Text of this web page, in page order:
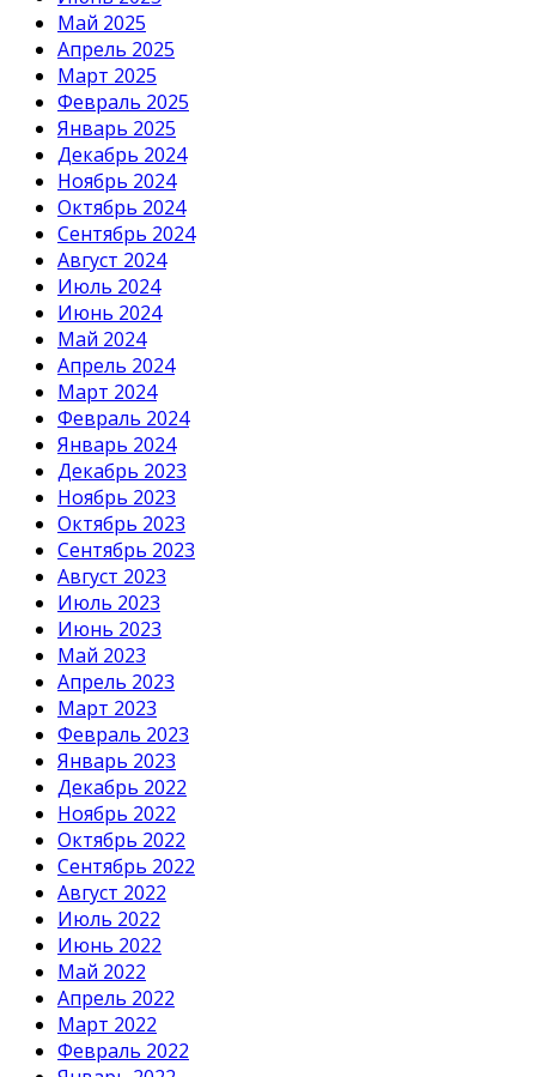
Май 2025
Апрель 2025
Март 2025
Февраль 2025
Январь 2025
Декабрь 2024
Ноябрь 2024
Октябрь 2024
Сентябрь 2024
Август 2024
Июль 2024
Июнь 2024
Май 2024
Апрель 2024
Март 2024
Февраль 2024
Январь 2024
Декабрь 2023
Ноябрь 2023
Октябрь 2023
Сентябрь 2023
Август 2023
Июль 2023
Июнь 2023
Май 2023
Апрель 2023
Март 2023
Февраль 2023
Январь 2023
Декабрь 2022
Ноябрь 2022
Октябрь 2022
Сентябрь 2022
Август 2022
Июль 2022
Июнь 2022
Май 2022
Апрель 2022
Март 2022
Февраль 2022